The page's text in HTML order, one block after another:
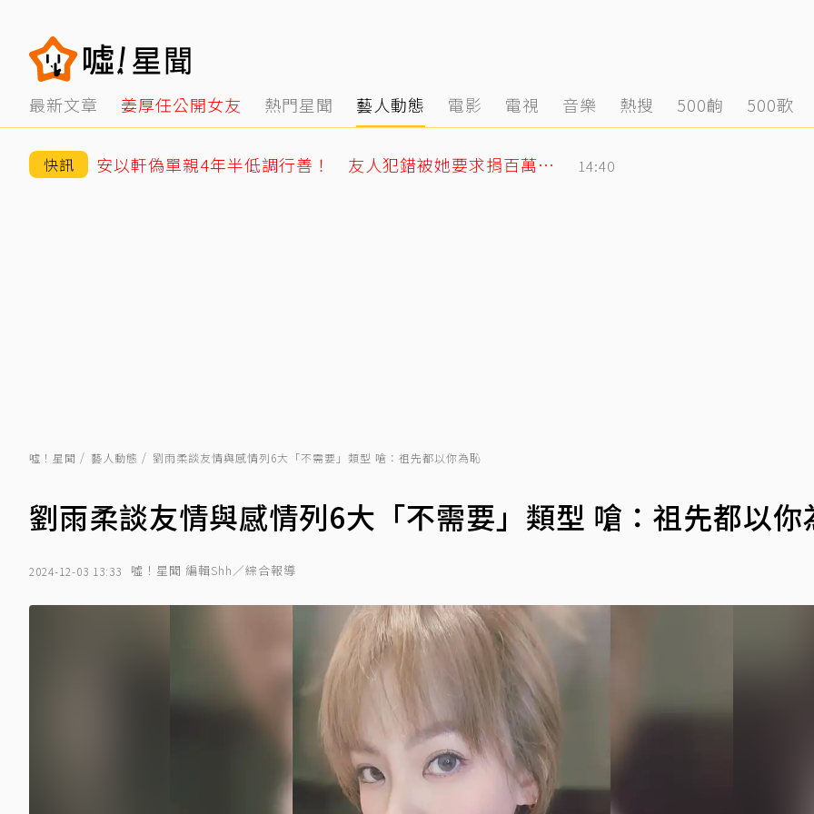
最新文章 姜厚任公開女友 熱門星聞 藝人動態 電影 電視 音樂 熱搜 500齣 500歌
快訊 安以軒偽單親4年半低調行善！ 友人犯錯被她要求捐百萬「消弭不滿」 14:40
噓！星聞 藝人動態 劉雨柔談友情與感情列6大「不需要」類型 嗆：祖先都以你為恥
劉雨柔談友情與感情列6大「不需要」類型 嗆：祖先都以你
2024-12-03 13:33 噓！星聞 編輯Shh／綜合報導